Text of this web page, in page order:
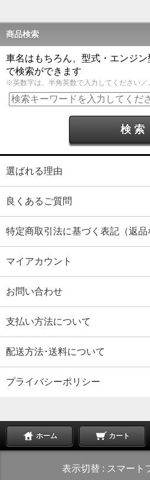
商品検索
車名はもちろん、型式・エンジ
で検索ができます
※英数字は、半角英数で入力してください
選ばれる理由
良くあるご質問
特定商取引法に基づく表記（返品
マイアカウント
お問い合わせ
支払い方法について
配送方法･送料について
プライバシーポリシー
ホーム カート
表示切替 : スマート